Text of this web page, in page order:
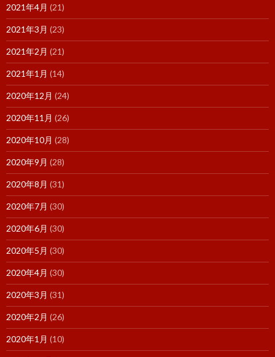
2021年4月 (21)
2021年3月 (23)
2021年2月 (21)
2021年1月 (14)
2020年12月 (24)
2020年11月 (26)
2020年10月 (28)
2020年9月 (28)
2020年8月 (31)
2020年7月 (30)
2020年6月 (30)
2020年5月 (30)
2020年4月 (30)
2020年3月 (31)
2020年2月 (26)
2020年1月 (10)